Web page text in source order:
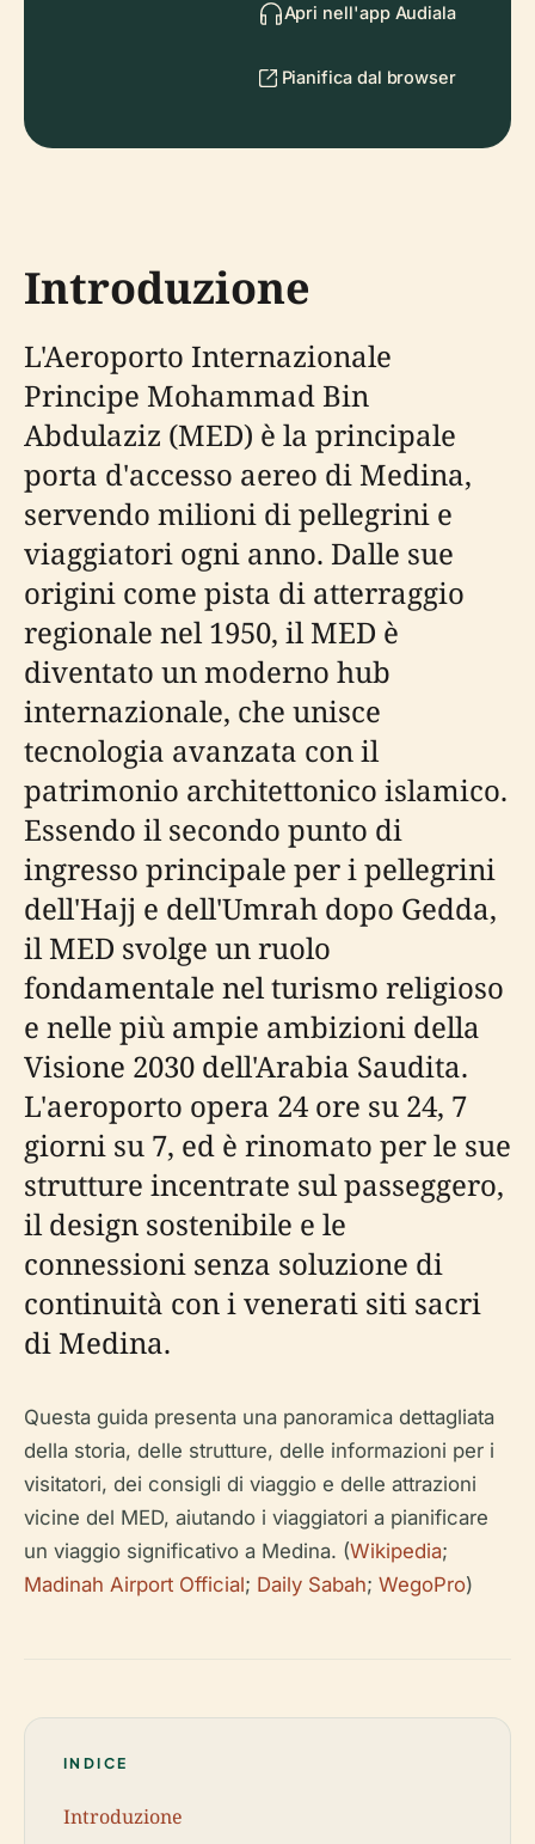
Apri nell'app Audiala
Pianifica dal browser
Introduzione
L'Aeroporto Internazionale
Principe Mohammad Bin
Abdulaziz (MED) è la principale
porta d'accesso aereo di Medina,
servendo milioni di pellegrini e
viaggiatori ogni anno. Dalle sue
origini come pista di atterraggio
regionale nel 1950, il MED è
diventato un moderno hub
internazionale, che unisce
tecnologia avanzata con il
patrimonio architettonico islamico.
Essendo il secondo punto di
ingresso principale per i pellegrini
dell'Hajj e dell'Umrah dopo Gedda,
il MED svolge un ruolo
fondamentale nel turismo religioso
e nelle più ampie ambizioni della
Visione 2030 dell'Arabia Saudita.
L'aeroporto opera 24 ore su 24, 7
giorni su 7, ed è rinomato per le sue
strutture incentrate sul passeggero,
il design sostenibile e le
connessioni senza soluzione di
continuità con i venerati siti sacri
di Medina.
Questa guida presenta una panoramica dettagliata
della storia, delle strutture, delle informazioni per i
visitatori, dei consigli di viaggio e delle attrazioni
vicine del MED, aiutando i viaggiatori a pianificare
un viaggio significativo a Medina. (Wikipedia;
Madinah Airport Official; Daily Sabah; WegoPro)
INDICE
Introduzione